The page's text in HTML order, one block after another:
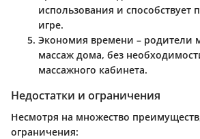
использования и способствует
игре.
Экономия времени – родители
массаж дома, без
массажного кабинета.
Недостатки и ограничения
Несмотря на множество
ограничения: